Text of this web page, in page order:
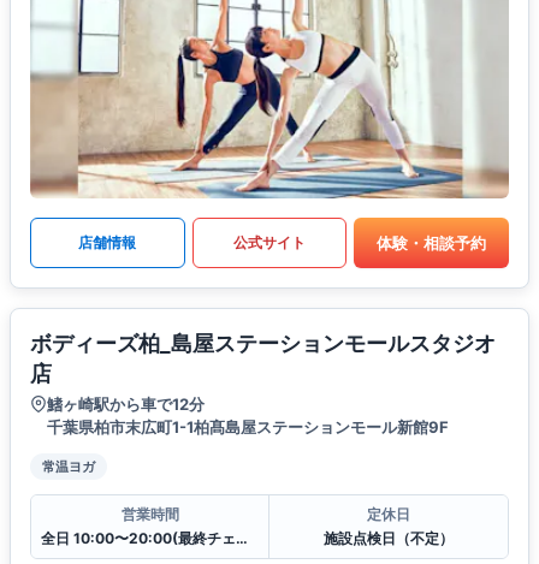
店舗情報 公式サイト 体験・相談予約
ボディーズ柏_島屋ステーションモールスタジオ
店
鰭ヶ崎駅から車で12分
千葉県柏市末広町1-1柏髙島屋ステーションモール新館9F
常温ヨガ
営業時間
全日 10:00〜20:00(最終チェックイン19:30)
定休日
施設点検日（不定）